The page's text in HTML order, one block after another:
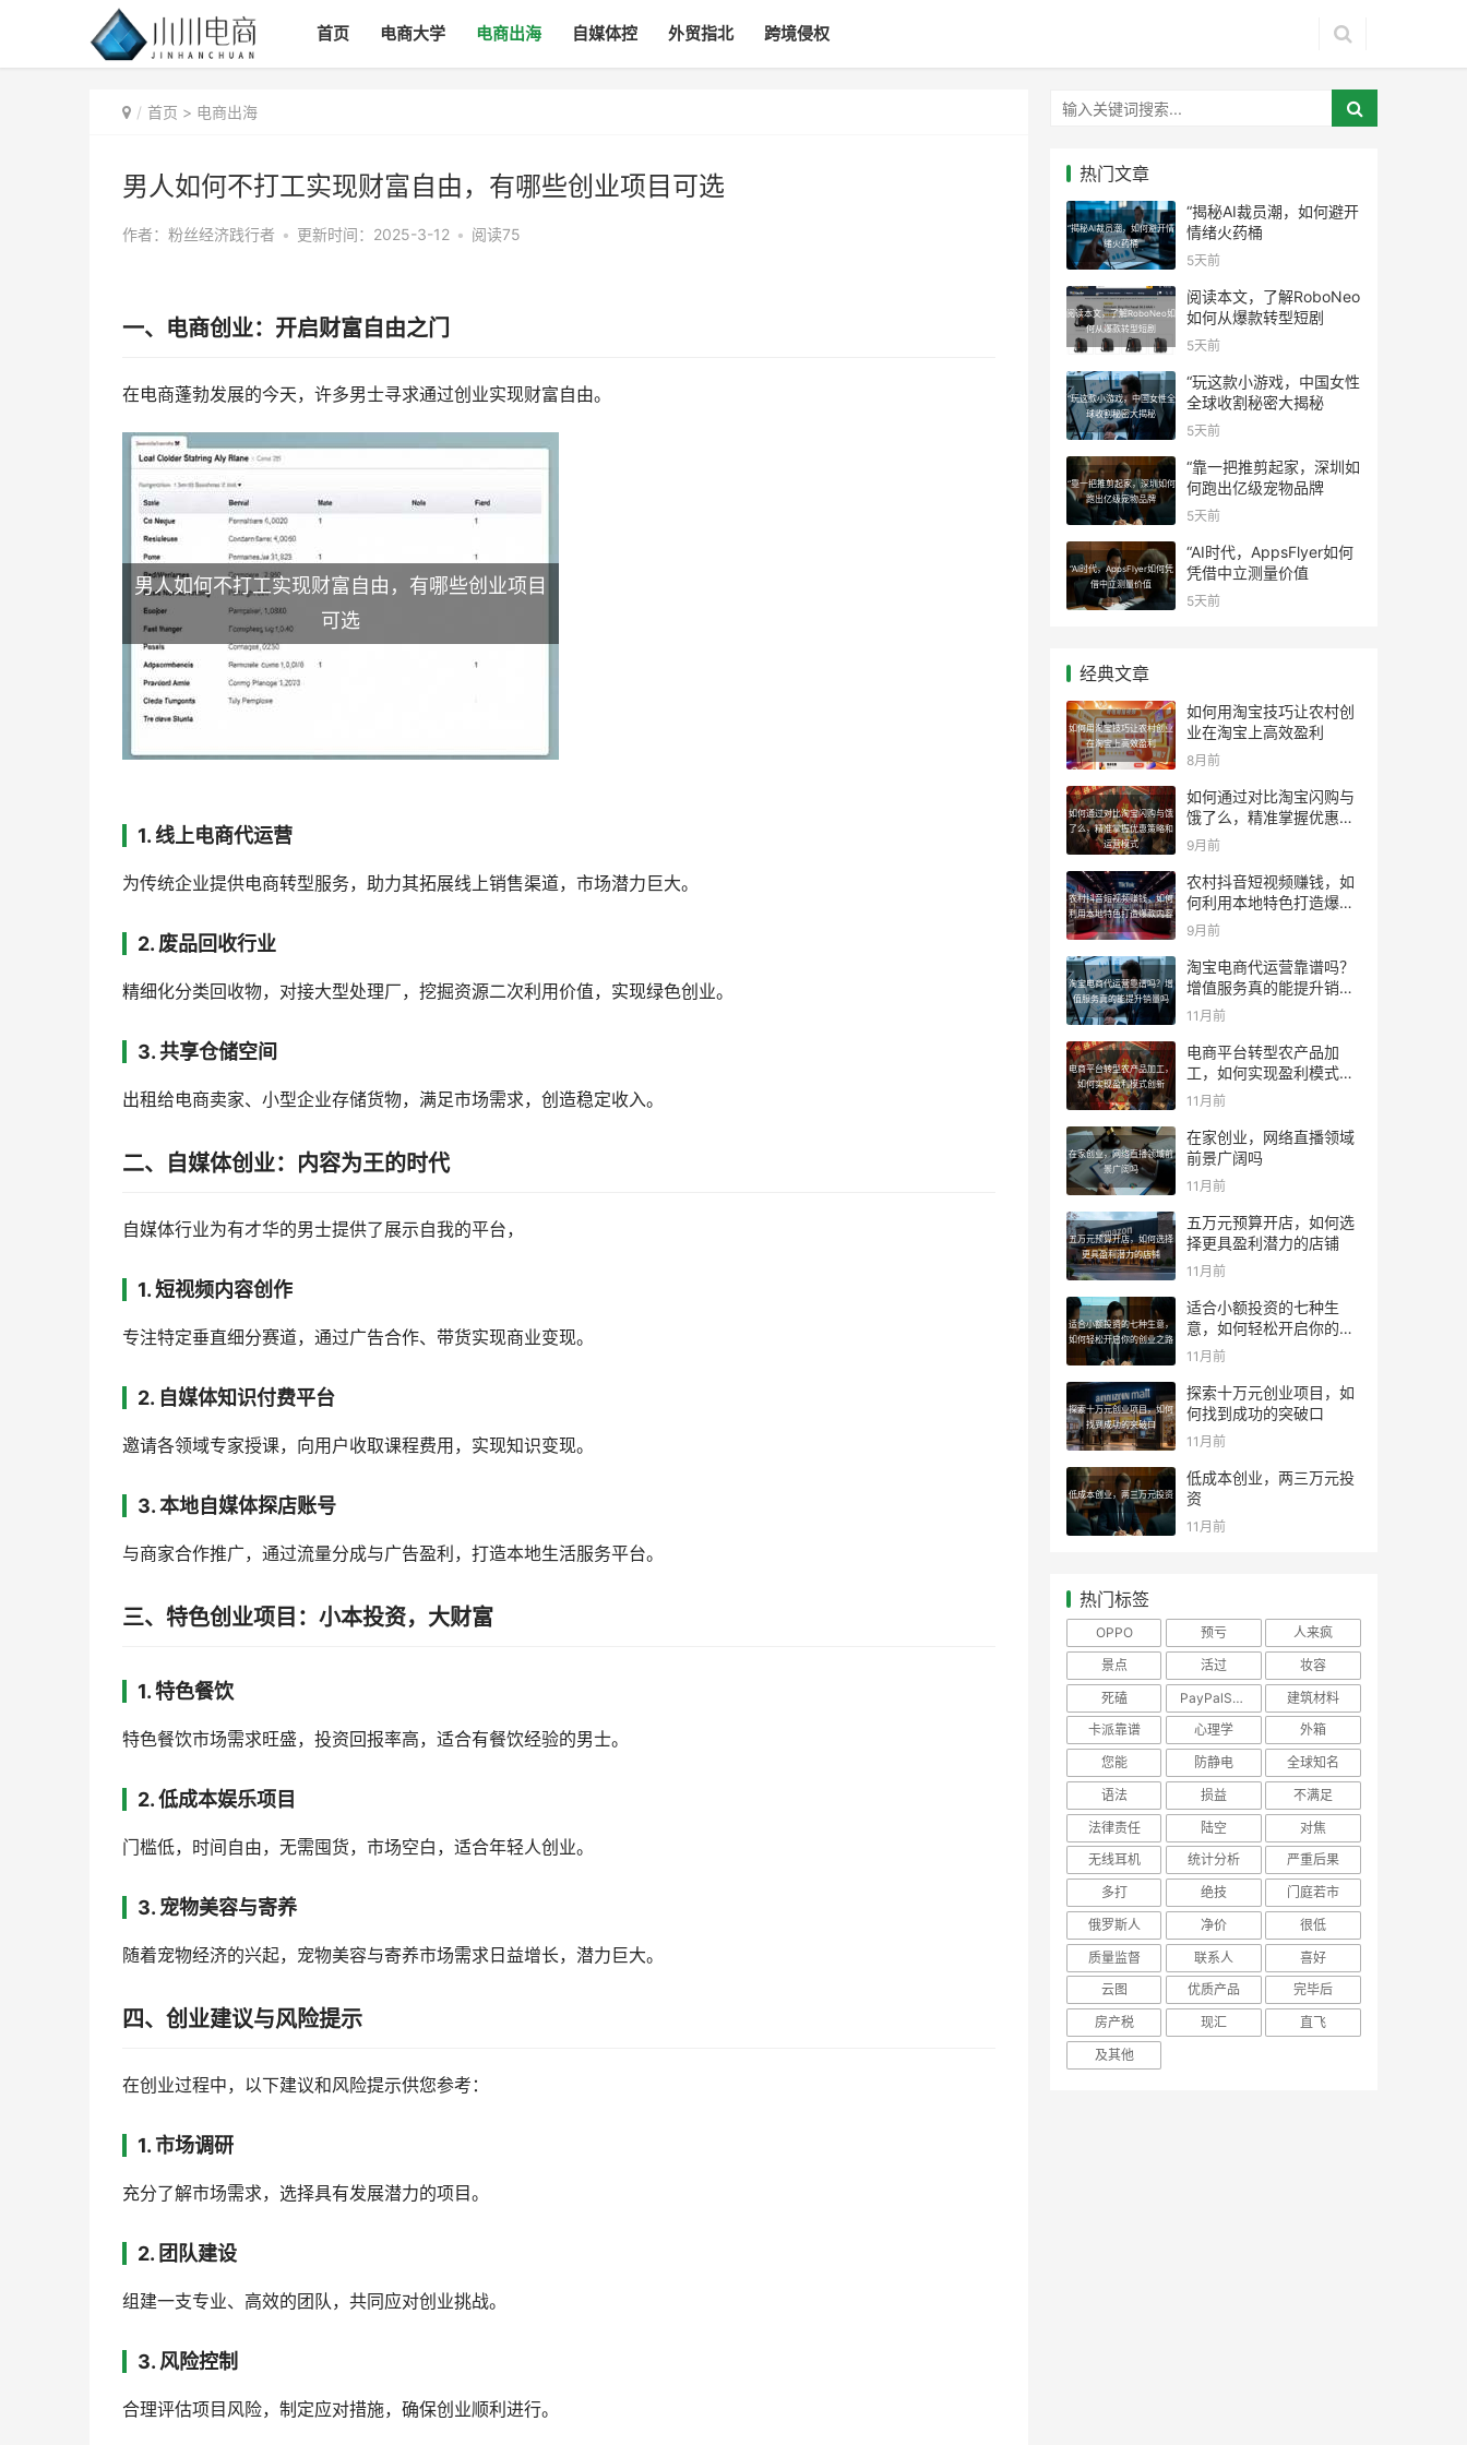
首页 电商大学 电商出海 自媒体控 外贸指北 跨境侵权
首页 > 电商出海
男人如何不打工实现财富自由，有哪些创业项目可选
作者：粉丝经济践行者 • 更新时间：2025-3-12 • 阅读75
一、电商创业：开启财富自由之门
在电商蓬勃发展的今天，许多男士寻求通过创业实现财富自由。
男人如何不打工实现财富自由，有哪些创业项目
可选
1. 线上电商代运营
为传统企业提供电商转型服务，助力其拓展线上销售渠道，市场潜力巨大。
2. 废品回收行业
精细化分类回收物，对接大型处理厂，挖掘资源二次利用价值，实现绿色创业。
3. 共享仓储空间
出租给电商卖家、小型企业存储货物，满足市场需求，创造稳定收入。
二、自媒体创业：内容为王的时代
自媒体行业为有才华的男士提供了展示自我的平台，
1. 短视频内容创作
专注特定垂直细分赛道，通过广告合作、带货实现商业变现。
2. 自媒体知识付费平台
邀请各领域专家授课，向用户收取课程费用，实现知识变现。
3. 本地自媒体探店账号
与商家合作推广，通过流量分成与广告盈利，打造本地生活服务平台。
三、特色创业项目：小本投资，大财富
1. 特色餐饮
特色餐饮市场需求旺盛，投资回报率高，适合有餐饮经验的男士。
2. 低成本娱乐项目
门槛低，时间自由，无需囤货，市场空白，适合年轻人创业。
3. 宠物美容与寄养
随着宠物经济的兴起，宠物美容与寄养市场需求日益增长，潜力巨大。
四、创业建议与风险提示
在创业过程中，以下建议和风险提示供您参考：
1. 市场调研
充分了解市场需求，选择具有发展潜力的项目。
2. 团队建设
组建一支专业、高效的团队，共同应对创业挑战。
3. 风险控制
合理评估项目风险，制定应对措施，确保创业顺利进行。
热门文章
“揭秘AI裁员潮，如何避开情
绪火药桶
“揭秘AI裁员潮，如何避开
情绪火药桶
5天前
阅读本文，了解RoboNeo如
何从爆款转型短剧
阅读本文，了解RoboNeo
如何从爆款转型短剧
5天前
“玩这款小游戏，中国女性全
球收割秘密大揭秘
“玩这款小游戏，中国女性
全球收割秘密大揭秘
5天前
“靠一把推剪起家，深圳如何
跑出亿级宠物品牌
“靠一把推剪起家，深圳如
何跑出亿级宠物品牌
5天前
“AI时代，AppsFlyer如何凭
借中立测量价值
“AI时代，AppsFlyer如何
凭借中立测量价值
5天前
经典文章
如何用淘宝技巧让农村创业
在淘宝上高效盈利
如何用淘宝技巧让农村创
业在淘宝上高效盈利
8月前
如何通过对比淘宝闪购与饿
了么，精准掌握优惠策略和
运营模式
如何通过对比淘宝闪购与
饿了么，精准掌握优惠策
略和运营模式
9月前
农村抖音短视频赚钱，如何
利用本地特色打造爆款内容
农村抖音短视频赚钱，如
何利用本地特色打造爆款
内容
9月前
淘宝电商代运营靠谱吗？增
值服务真的能提升销量吗
淘宝电商代运营靠谱吗？
增值服务真的能提升销量
吗
11月前
电商平台转型农产品加工，
如何实现盈利模式创新
电商平台转型农产品加
工，如何实现盈利模式创
新
11月前
在家创业，网络直播领域前
景广阔吗
在家创业，网络直播领域
前景广阔吗
11月前
五万元预算开店，如何选择
更具盈利潜力的店铺
五万元预算开店，如何选
择更具盈利潜力的店铺
11月前
适合小额投资的七种生意，
如何轻松开启你的创业之路
适合小额投资的七种生
意，如何轻松开启你的创
业之路
11月前
探索十万元创业项目，如何
找到成功的突破口
探索十万元创业项目，如
何找到成功的突破口
11月前
低成本创业，两三万元投资
低成本创业，两三万元投
资
11月前
热门标签
OPPO 预亏
人来疯
景点
活过
妆容
死磕
PayPalShopify
建筑材料
卡派靠谱
心理学
外箱
您能
防静电
全球知名
语法
损益
不满足
法律责任
陆空
对焦
无线耳机
统计分析
严重后果
多打
绝技
门庭若市
俄罗斯人
净价
很低
质量监督
联系人
喜好
云图
优质产品
完毕后
房产税
现汇
直飞
及其他